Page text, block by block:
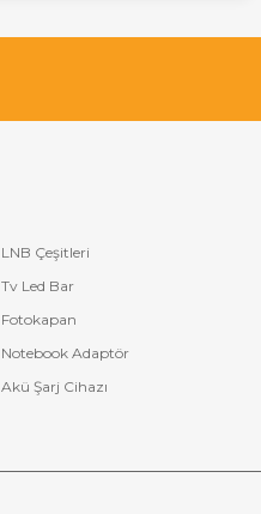
LNB Çeşitleri
Tv Led Bar
Fotokapan
Notebook Adaptör
Akü Şarj Cihazı